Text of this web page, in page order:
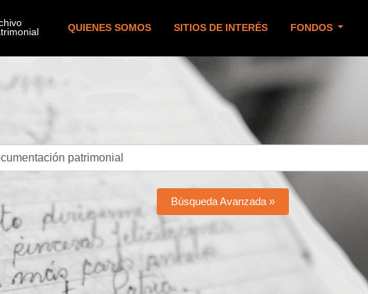
QUIENES SOMOS SITIOS DE INTERÉS FONDOS
Búsqueda Avanzada »